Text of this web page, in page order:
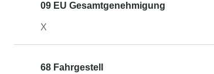
09 EU Gesamtgenehmigung
X
68 Fahrgestell